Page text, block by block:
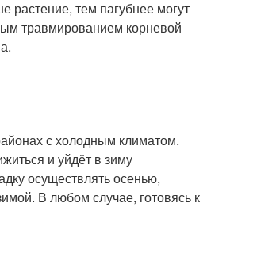
тем пагубнее могут
травмированием корневой
с холодным климатом.
и уйдёт в зиму
осуществлять осенью,
В любом случае, готовясь к